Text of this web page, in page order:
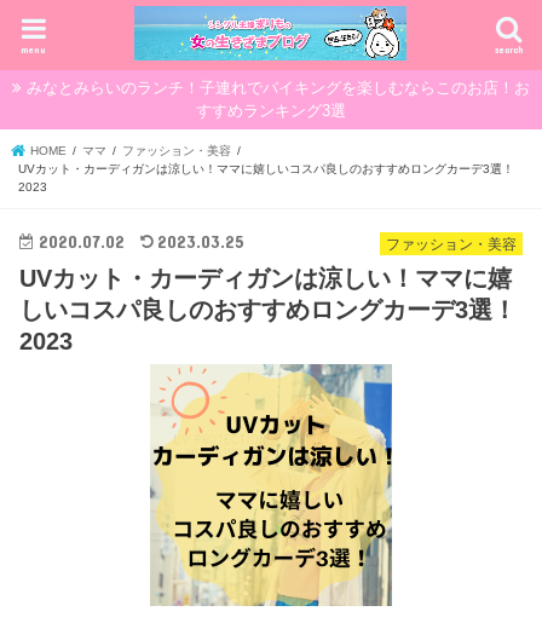
search
menu
みなとみらいのランチ！子連れでバイキングを楽しむならこのお店！お
すすめランキング3選
HOME ママ
ファッション・美容
UVカット・カーディガンは涼しい！ママに嬉しいコスパ良しのおすすめロングカーデ3選！
2023
ファッション・美容
2020.07.02 2023.03.25
UVカット・カーディガンは涼しい！ママに嬉
しいコスパ良しのおすすめロングカーデ3選！
2023